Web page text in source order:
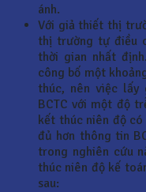
ánh.
Với giả thiết thị
thị trường tự điều
thời gian nhất
công bố một
thúc, nên việc lấy
BCTC với một độ
kết thúc niên độ
đủ hơn thông tin
trong nghiên cứu
thúc niên độ kế
sau: